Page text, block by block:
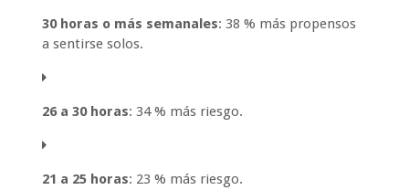
30 horas o más semanales: 38 % más propensos
a sentirse solos.
26 a 30 horas: 34 % más riesgo.
21 a 25 horas: 23 % más riesgo.